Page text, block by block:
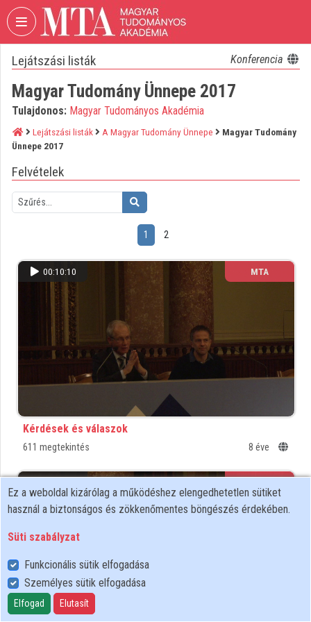
Fejléc kihagyása Menü kihagyása Tartalom kihagyása
VIDEOTORIUM
MAGYAR
TUDOMÁNYOS
AKADÉMIA
Bejelentkezés
Intézményi listák
Intézmények
Közreműködők
Lejátszási listák Konferencia
Magyar Tudomány Ünnepe 2017
Tulajdonos: Magyar Tudományos Akadémia
Lejátszási listák A Magyar Tudomány Ünnepe
Magyar Tudomány
Ünnepe 2017
Felvételek
1 2
00:10:10 MTA
Kérdések és válaszok
611 megtekintés 8 éve
Ez a weboldal kizárólag a működéshez elengedhetetlen sütiket
használ a biztonságos és zökkenőmentes böngészés érdekében.
Süti szabályzat
Funkcionális sütik elfogadása
Személyes sütik elfogadása
Elfogad Elutasít